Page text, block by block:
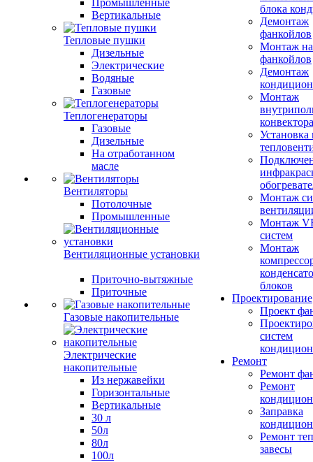
Промышленные
Вертикальные
Тепловые пушки
Дизельные
Электрические
Водяные
Газовые
Теплогенераторы
Газовые
Дизельные
На отработанном
масле
Вентиляторы
Потолочные
Промышленные
Вентиляционные установки
Приточно-вытяжные
Приточные
Газовые накопительные
Электрические
накопительные
Из нержавейки
Горизонтальные
Вертикальные
30 л
50л
80л
100л
блока
Демонтаж
фанкойлов
Монтаж
фанкойлов
Демонтаж
Монтаж
конвектора
Установка
Монтаж
Монтаж
систем
Монтаж
блоков
Проектирование
Проект
систем
Ремонт
Ремонт
Ремонт
Заправка
Ремонт
завесы